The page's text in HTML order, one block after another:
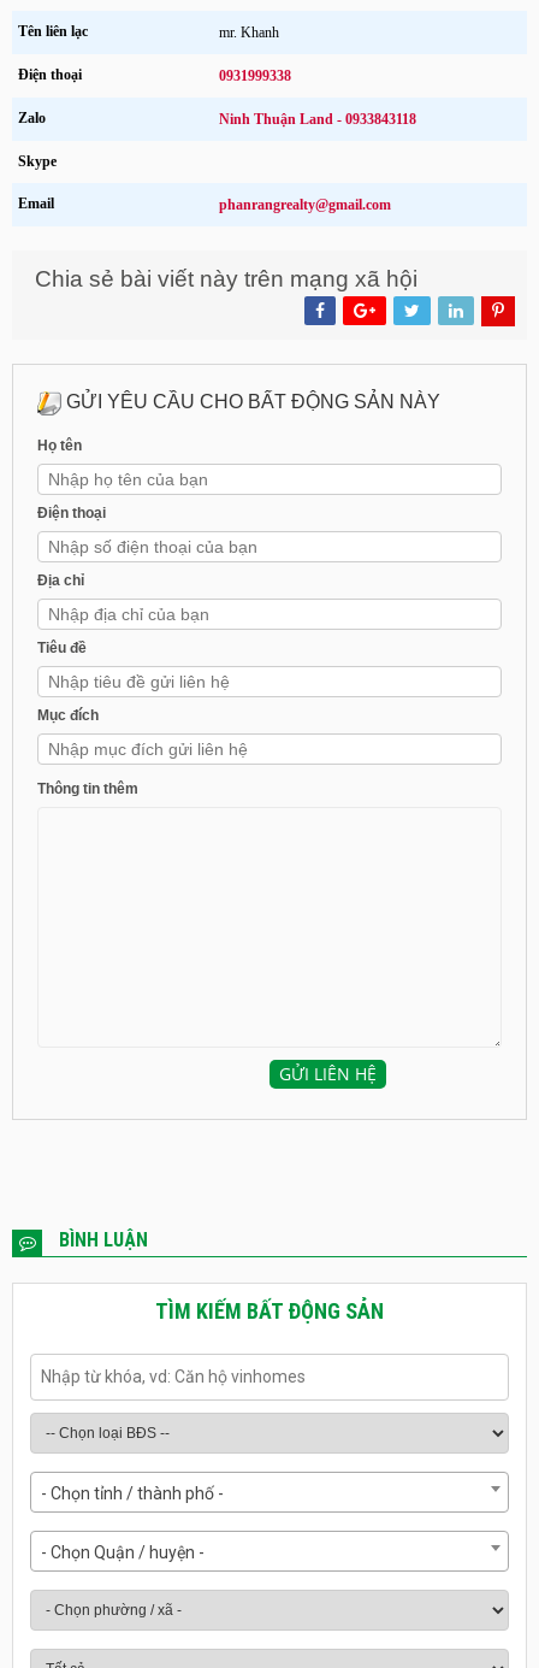
Tên liên lạc mr. Khanh
Điện thoại 0931999338
Zalo Ninh Thuận Land - 0933843118
Skype
Email phanrangrealty@gmail.com
Chia sẻ bài viết này trên mạng xã hội
GỬI YÊU CẦU CHO BẤT ĐỘNG SẢN NÀY
Họ tên
Điện thoại
Địa chỉ
Tiêu đề
Mục đích
Thông tin thêm
BÌNH LUẬN
TÌM KIẾM BẤT ĐỘNG SẢN
- Chọn tỉnh / thành phố -
- Chọn Quận / huyện -